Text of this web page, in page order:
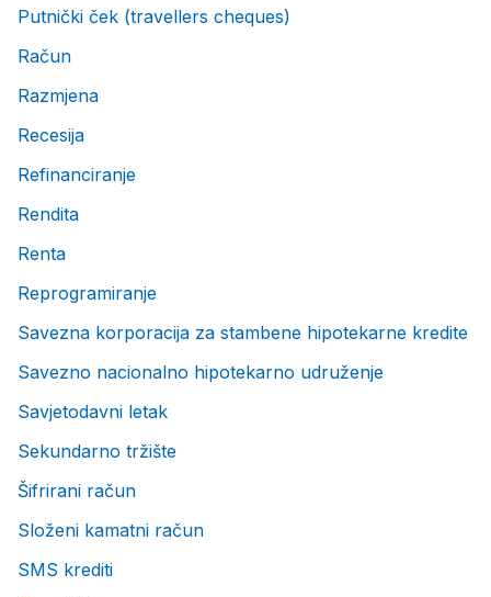
Putnički ček (travellers cheques)
Račun
Razmjena
Recesija
Refinanciranje
Rendita
Renta
Reprogramiranje
Savezna korporacija za stambene hipotekarne kredite
Savezno nacionalno hipotekarno udruženje
Savjetodavni letak
Sekundarno tržište
Šifrirani račun
Složeni kamatni račun
SMS krediti